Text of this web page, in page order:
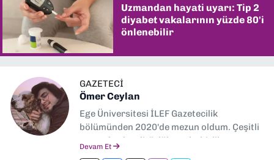
Uzmandan hayati uyarı: Tip 2
diyabet vakalarının yüzde 80'i
önlenebilir
GAZETECİ
Ömer Ceylan
Ege Üniversitesi İLEF Gazetecilik
bölümünden 2020'de mezun oldum. Çeşitli
gazetelerde editörlük, muhabirlik yaptım.
Devam Et